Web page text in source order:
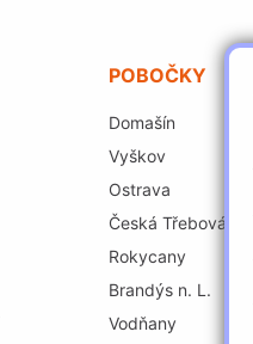
POBOČKY
Domašín
Vyškov
Ostrava
Česká Třebová
Rokycany
Brandýs n. L.
Vodňany